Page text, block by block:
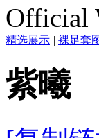
Official
精选展示 | 裸足套
紫曦